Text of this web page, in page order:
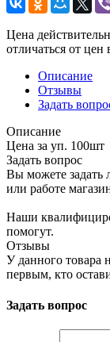
Цена
отличаться от
Описание
Отзывы
Задать
Описание
Цена за уп. 100шт
Задать вопрос
Вы можете задать
или работе
Наши
помогут.
Отзывы
У данного товара
первым, кто
Задать вопрос